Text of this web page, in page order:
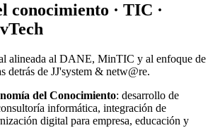
conocimiento · TIC ·
alineada al DANE, MinTIC y al enfoque de
detrás de JJ'system & netw@re.
del Conocimiento: desarrollo de
informática, integración de
digital para empresa, educación y